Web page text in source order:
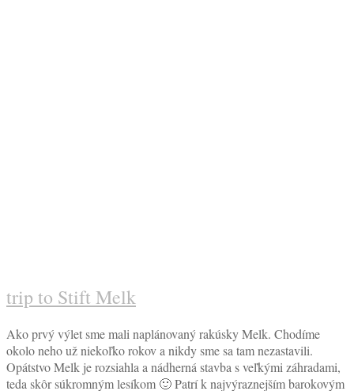
trip to Stift Melk
Ako prvý výlet sme mali naplánovaný rakúsky Melk. Chodíme
okolo neho už niekoľko rokov a nikdy sme sa tam nezastavili.
Opátstvo Melk je rozsiahla a nádherná stavba s veľkými záhradami,
teda skôr súkromným lesíkom 🙂 Patrí k najvýraznejším barokovým